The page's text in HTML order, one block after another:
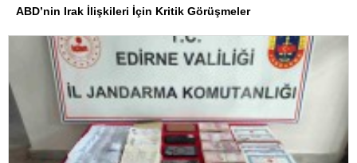
ABD’nin Irak İlişkileri İçin Kritik Görüşmeler